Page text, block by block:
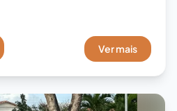
Ver mais